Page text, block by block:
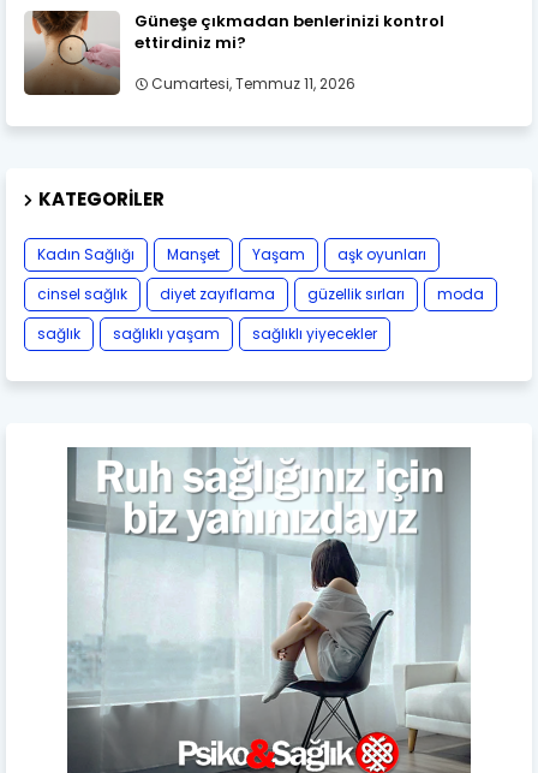
Güneşe çıkmadan benlerinizi kontrol
ettirdiniz mi?
Cumartesi, Temmuz 11, 2026
KATEGORILER
Kadın Sağlığı Manşet Yaşam
aşk oyunları
cinsel sağlık
diyet zayıflama güzellik sırları
moda
sağlık
sağlıklı yaşam sağlıklı yiyecekler